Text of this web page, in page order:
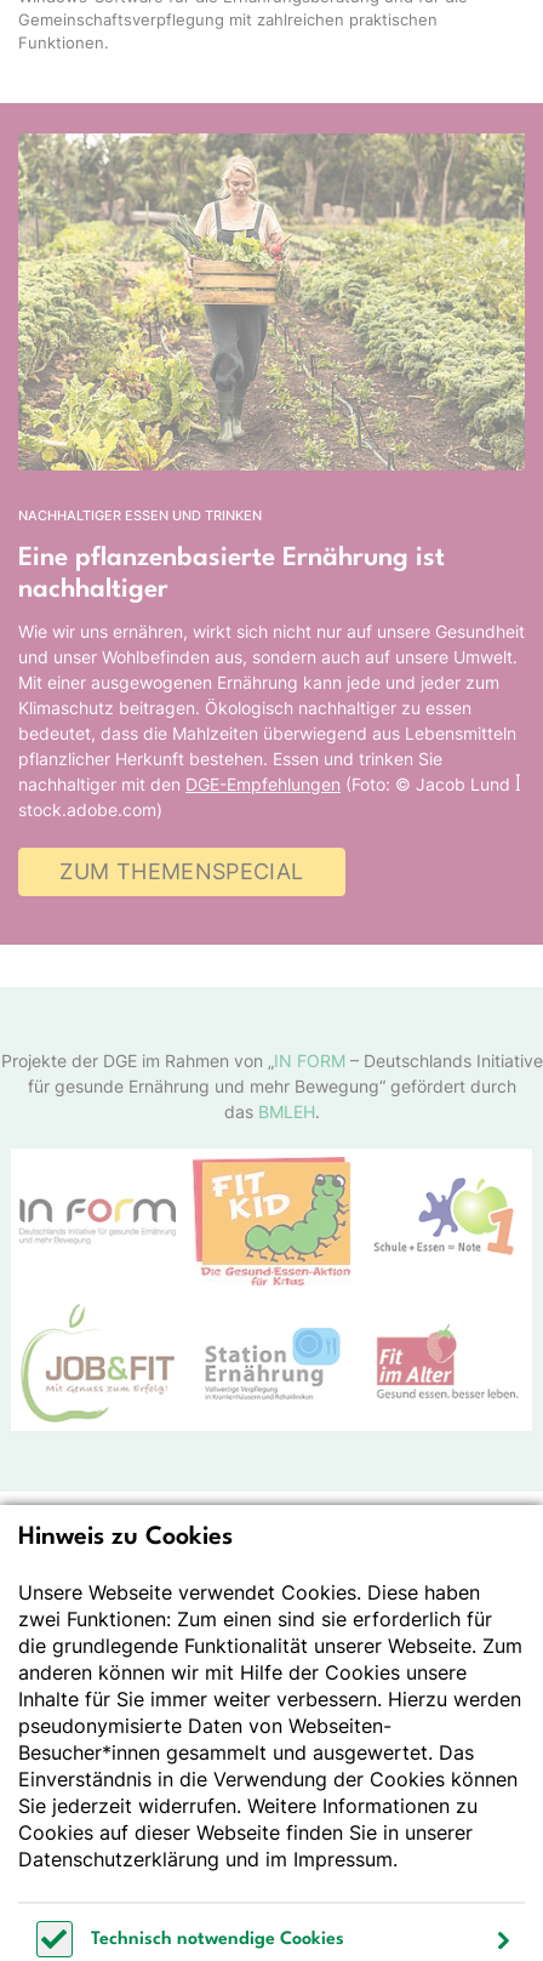
Gemeinschaftsverpflegung mit zahlreichen praktischen
Funktionen.
NACHHALTIGER ESSEN UND TRINKEN
Eine pflanzenbasierte Ernährung ist
nachhaltiger
Wie wir uns ernähren, wirkt sich nicht nur auf unsere Gesundheit
und unser Wohlbefinden aus, sondern auch auf unsere Umwelt.
Mit einer ausgewogenen Ernährung kann jede und jeder zum
Klimaschutz beitragen. Ökologisch nachhaltiger zu essen
bedeutet, dass die Mahlzeiten überwiegend aus Lebensmitteln
pflanzlicher Herkunft bestehen. Essen und trinken Sie
nachhaltiger mit den DGE-Empfehlungen (Foto: © Jacob Lund ꟾ
stock.adobe.com)
ZUM THEMENSPECIAL
Projekte der DGE im Rahmen von „ IN FORM– Deutschlands Initiative
für gesunde Ernährung und mehr Bewegung“ gefördert durch
das BMLEH.
für Ernährung e.V.
Der Wissenschaft verpflichtet - Ihre Partnerin für
Essen und Trinken
Deutsche Gesellschaft für Ernährung e. V.
Godesberger Allee 136
53175 Bonn
Tel:+49 228 3776-600
Fax:+49 228 3776-800
webmaster@dge.de
[socialLinksTitle]
Hinweis zu Cookies
Unsere Webseite verwendet Cookies. Diese haben
zwei Funktionen: Zum einen sind sie erforderlich für
die grundlegende Funktionalität unserer Webseite. Zum
anderen können wir mit Hilfe der Cookies unsere
Inhalte für Sie immer weiter verbessern. Hierzu werden
pseudonymisierte Daten von Webseiten-
Besucher*innen gesammelt und ausgewertet. Das
Einverständnis in die Verwendung der Cookies können
Sie jederzeit widerrufen. Weitere Informationen zu
Cookies auf dieser Webseite finden Sie in unserer
Datenschutzerklärung und im Impressum.
Technisch notwendige Cookies